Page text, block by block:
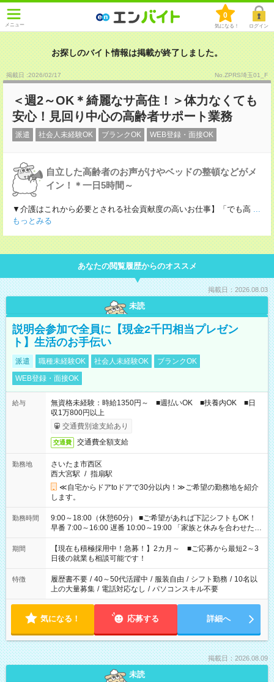
メニュー
0
気になる！ ログイン
お探しのバイト情報は掲載が終了しました。
掲載日 :2026/02/17 No.ZPRS埼玉01_F
＜週2～OK＊綺麗なサ高住！＞体力なくても
安心！見回り中心の高齢者サポート業務
派遣 社会人未経験OK ブランクOK WEB登録・面接OK
自立した高齢者のお声がけやベッドの整頓などがメ
イン！＊一日5時間～
▼介護はこれから必要とされる社会貢献度の高いお仕事】「でも高 ...
もっとみる
あなたの閲覧履歴からのオススメ
掲載日：2026.08.03
未読
説明会参加で全員に【現金2千円相当プレゼン
ト】生活のお手伝い
派遣 職種未経験OK 社会人未経験OK
ブランクOK
WEB登録・面接OK
給与
無資格未経験：時給1350円～ ■週払いOK ■扶養内OK ■日
収1万800円以上
交通費別途支給あり
交通費 交通費全額支給
勤務地
さいたま市西区
西大宮駅 / 指扇駅
≪自宅からドアtoドアで30分以内！≫ご希望の勤務地を紹介
します。
勤務時間
9:00～18:00（休憩60分） ■ご希望があれば下記シフトもOK！
早番 7:00～16:00 遅番 10:00～19:00 「家族と休みを合わせた
い」 「余裕を持って夕飯の準備がしたい」 「できれば残業はし
たくない」 など、ご希望を教えてくださいね。 ※Wワーク希望
の方へ 今ご覧のお仕事で希望する勤務時間と、もう1つのお仕事
の勤務時間。 合計で週40時間を超える場合は応募できません。
期間
【現在も積極採用中！急募！】2カ月～ ■ご応募から最短2～3
日後の就業も相談可能です！
特徴 履歴書不要 / 40～50代活躍中 / 服装自由 / シフト勤務 / 10名以
上の大量募集 / 電話対応なし / パソコンスキル不要
気になる！ 応募する 詳細へ
掲載日：2026.08.09
未読